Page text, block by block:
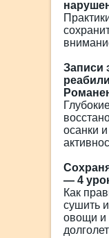
Записи
осанки
— 4
Как
сушить
овощи и